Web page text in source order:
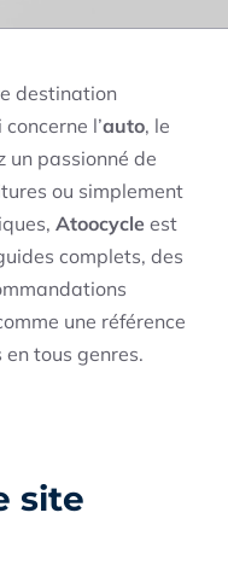
destination
l’auto, le
un passionné de
ou simplement
Atoocycle est
complets, des
une référence
tous genres.
site